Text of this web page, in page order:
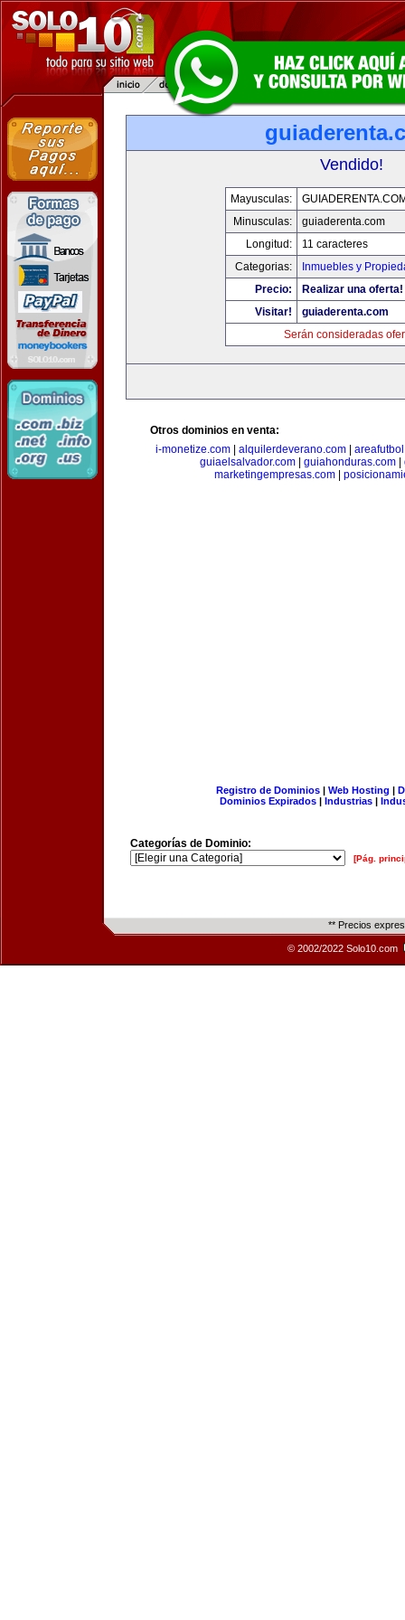
Vendido!
Mayusculas:
Minusculas:
guiaderenta.com
Longitud:
11 caracteres
Categorias:
Inmuebles y
Precio:
Realizar una oferta!
Visitar!
guiaderenta.com
Serán consideradas
Otros dominios en venta:
i-monetize.com
alquilerdeverano.com
guiaelsalvador.com| guiahonduras.com|
marketingempresas.com
Registro de Dominios| Web Hosting |
Dominios Expirados | Industrias |
Categorías de Dominio:
[Pág.
** Precios
© 2002/2022 Solo10.com